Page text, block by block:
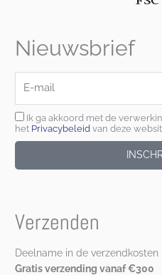
Nieuwsbrief
mail
Ik ga akkoord met de
het Privacybeleid van deze
Verzenden
Deelname in de verzendkosten
Gratis verzending vanaf €300